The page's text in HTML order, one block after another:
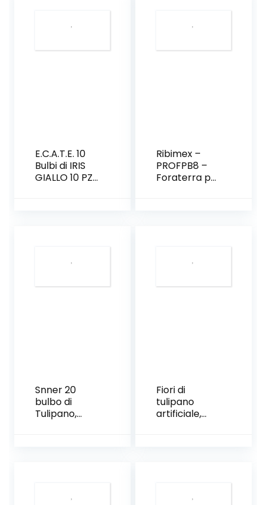
E.C.A.T.E. 10
Bulbi di IRIS
GIALLO 10 PZ
Ribimex –
PROFPB8 –
Foraterra per
Snner 20
bulbo di
Tulipano,
al Tramonto,
Fiori di
tulipano
artificiale,
rossi come